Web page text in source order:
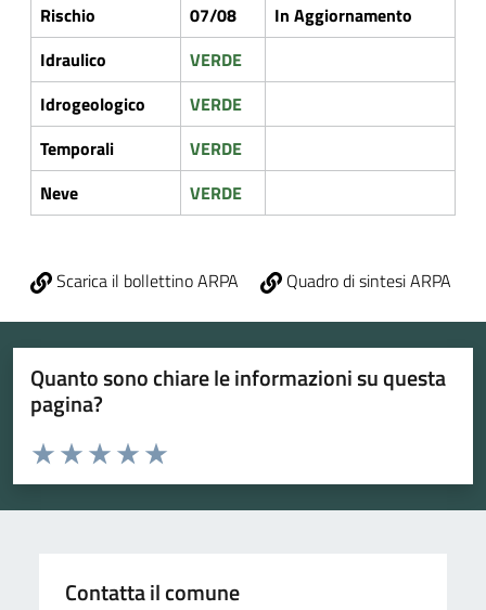
Rischio
07/08
In Aggiornamento
Idraulico
VERDE
Idrogeologico
VERDE
Temporali
VERDE
Neve
VERDE
Scarica il bollettino ARPA Quadro di sintesi ARPA
Quanto sono chiare le informazioni su questa
pagina?
Valuta da 1 a 5 stelle la pagina
Valuta 5 stelle su 5
Valuta 4 stelle su 5
Valuta 3 stelle su 5
Valuta 2 stelle su 5
Valuta 1 stelle su 5
Contatta il comune